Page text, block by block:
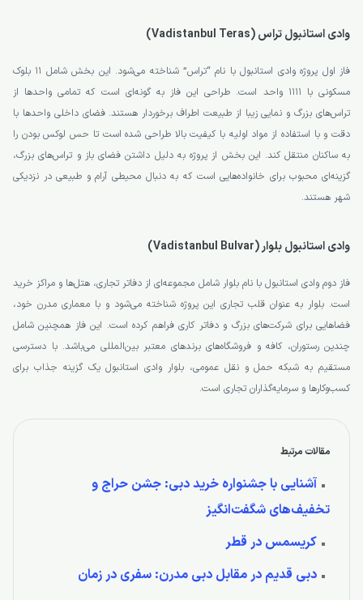
وادی استانبول تراس (Vadistanbul Teras)
فاز اول پروژه وادی استانبول با نام “تراس” شناخته می‌شود. این بخش شامل ۱۱ بلوک
مسکونی با ۱۱۱۱ واحد است. طراحی این فاز به گونه‌ای است که تمامی واحدها از
تراس‌های بزرگ و نمایی زیبا از طبیعت اطراف برخوردار هستند. فضای داخلی واحدها با
دقت و با استفاده از مواد اولیه با کیفیت بالا طراحی شده است تا حس لوکس بودن را
به ساکنان منتقل کند. این بخش از پروژه به دلیل داشتن فضای باز و تراس‌های بزرگ،
گزینه‌ای محبوب برای خانواده‌هایی است که به دنبال محیطی آرام و طبیعی در نزدیکی
شهر هستند.
وادی استانبول بلوار (Vadistanbul Bulvar)
فاز دوم وادی استانبول با نام بلوار شامل مجموعه‌ای از دفاتر تجاری، هتل‌ها و مراکز خرید
است. بلوار به عنوان قلب تجاری این پروژه شناخته می‌شود و با معماری مدرن خود،
فضاهایی برای شرکت‌های بزرگ و دفاتر کاری فراهم کرده است. این فاز همچنین شامل
چندین رستوران، کافه و فروشگاه‌های برندهای معتبر بین‌المللی می‌باشد. با دسترسی
مستقیم به شبکه حمل و نقل عمومی، بلوار وادی استانبول یک گزینه جذاب برای
کسب‌وکارها و سرمایه‌گذاران تجاری است.
مقالات مرتبط
آشنایی با جشنواره خرید دبی: جشن حراج و
تخفیف‌های شگفت‌انگیز
کریسمس در قطر
دبی قدیم در مقابل دبی مدرن: سفری در زمان